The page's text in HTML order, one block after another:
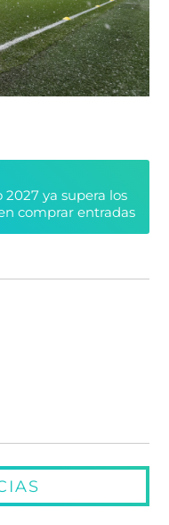
ya supera los
comprar entradas